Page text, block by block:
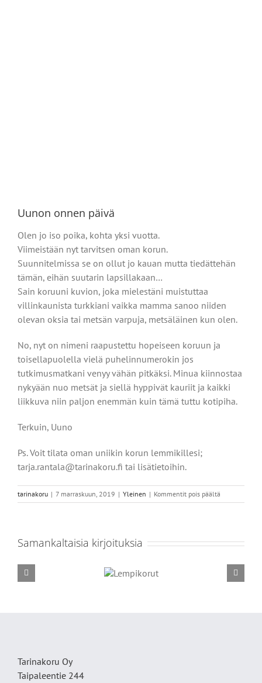
Uunon onnen päivä
Olen jo iso poika, kohta yksi vuotta.
Viimeistään nyt tarvitsen oman korun.
Suunnitelmissa se on ollut jo kauan mutta tiedättehän
tämän, eihän suutarin lapsillakaan…
Sain koruuni kuvion, joka mielestäni muistuttaa
villinkaunista turkkiani vaikka mamma sanoo niiden
olevan oksia tai metsän varpuja, metsäläinen kun olen.
No, nyt on nimeni raapustettu hopeiseen koruun ja
toisellapuolella vielä puhelinnumerokin jos
tutkimusmatkani venyy vähän pitkäksi. Minua kiinnostaa
nykyään nuo metsät ja siellä hyppivät kauriit ja kaikki
liikkuva niin paljon enemmän kuin tämä tuttu kotipiha.
Terkuin, Uuno
Ps. Voit tilata oman uniikin korun lemmikillesi;
tarja.rantala@tarinakoru.fi tai lisätietoihin.
tarinakoru | 7 marraskuun, 2019 | Yleinen | Kommentit pois päältä
Uunon
Samankaltaisia kirjoituksia
Tarinakoru Oy
Taipaleentie 244